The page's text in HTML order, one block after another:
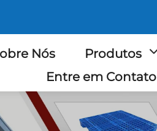
Nós Produtos
Entre em Contato